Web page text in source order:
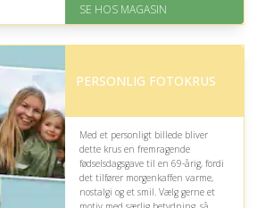
God Trustpilot rating på 4.1 ud
SE HOS MAGASIN
PERSONLIG FOTOKRUS
Med et personligt billede bliver
dette krus en fremragende
fødselsdagsgave til en 69-årig, fordi
det tilfører morgenkaffen varme,
nostalgi og et smil. Vælg gerne et